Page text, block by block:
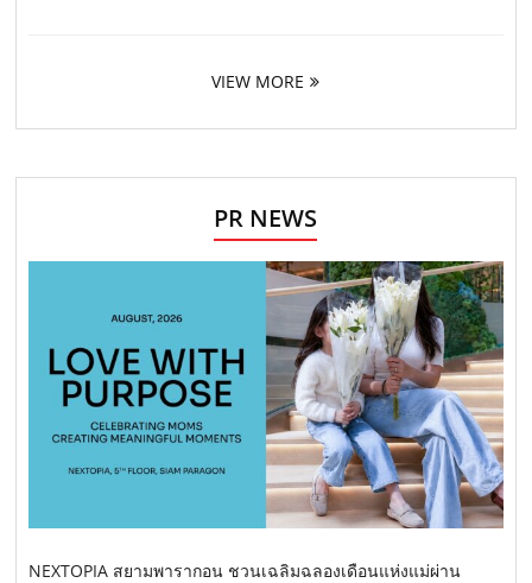
VIEW MORE
PR NEWS
NEXTOPIA สยามพารากอน ชวนเฉลิมฉลองเดือนแห่งแม่ผ่าน